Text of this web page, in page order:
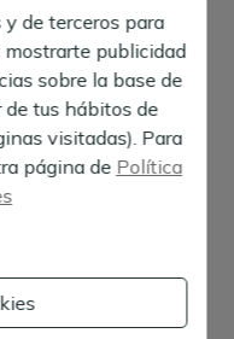
y seguridad,
internacional.
por ser una zona en
de alto nivel y
del Río
de terceros para
publicidad
sobre la base de
tus hábitos de
visitadas). Para
página de Política